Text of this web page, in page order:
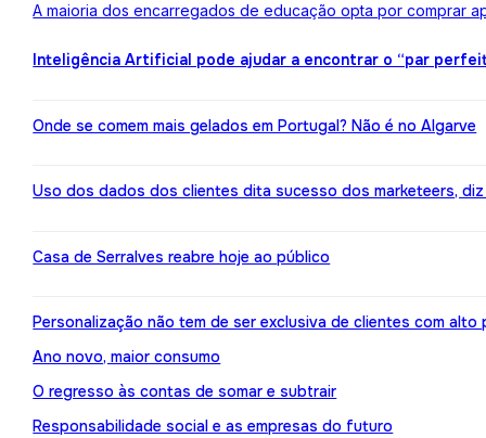
A maioria dos encarregados de educação opta por comprar
Inteligência Artificial pode ajudar a encontrar o “par
Onde se comem mais gelados em Portugal? Não é no Algarve
Uso dos dados dos clientes dita sucesso dos marketeers,
Casa de Serralves reabre hoje ao público
Personalização não tem de ser exclusiva de clientes com
Ano novo, maior consumo
O regresso às contas de somar e subtrair
Responsabilidade social e as empresas do futuro